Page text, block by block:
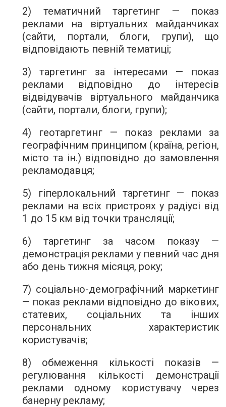
2) тематичний таргетинг — показ
реклами на віртуальних майданчиках
(сайти, портали, блоги, групи), що
відповідають певній тематиці;
3) таргетинг за інтересами — показ
реклами відповідно до інтересів
відвідувачів віртуального майданчика
(сайти, портали, блоги, групи);
4) геотаргетинг — показ реклами за
географічним принципом (країна, регіон,
місто та ін.) відповідно до замовлення
рекламодавця;
5) гіперлокальний таргетинг — показ
реклами на всіх пристроях у радіусі від
1 до 15 км від точки трансляції;
6) таргетинг за часом показу —
демонстрація реклами у певний час дня
або день тижня місяця, року;
7) соціально-демографічний маркетинг
— показ реклами відповідно до вікових,
статевих, соціальних та інших
персональних характеристик
користувачів;
8) обмеження кількості показів —
регулювання кількості демонстрації
реклами одному користувачу через
банерну рекламу;